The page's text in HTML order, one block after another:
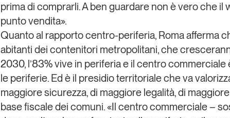
prima di comprarli. A ben guardare non è vero che il
punto vendita».
Quanto al rapporto centro-periferia, Roma afferma
abitanti dei contenitori metropolitani, che
2030, l’83% vive in periferia e il centro
le periferie. Ed è il presidio territoriale che va
maggiore sicurezza, di maggiore legalità, di
base fiscale dei comuni. «Il centro commerciale –